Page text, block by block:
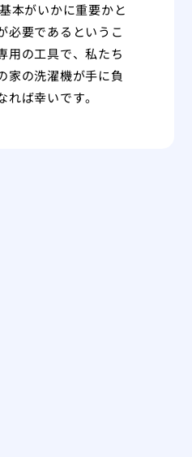
本がいかに重要かと
必要であるというこ
用の工具で、私たち
家の洗濯機が手に負
ば幸いです。